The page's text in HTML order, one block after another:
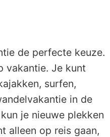
de perfecte keuze.
vakantie. Je kunt
surfen,
in de
je nieuwe plekken
alleen op reis gaan,